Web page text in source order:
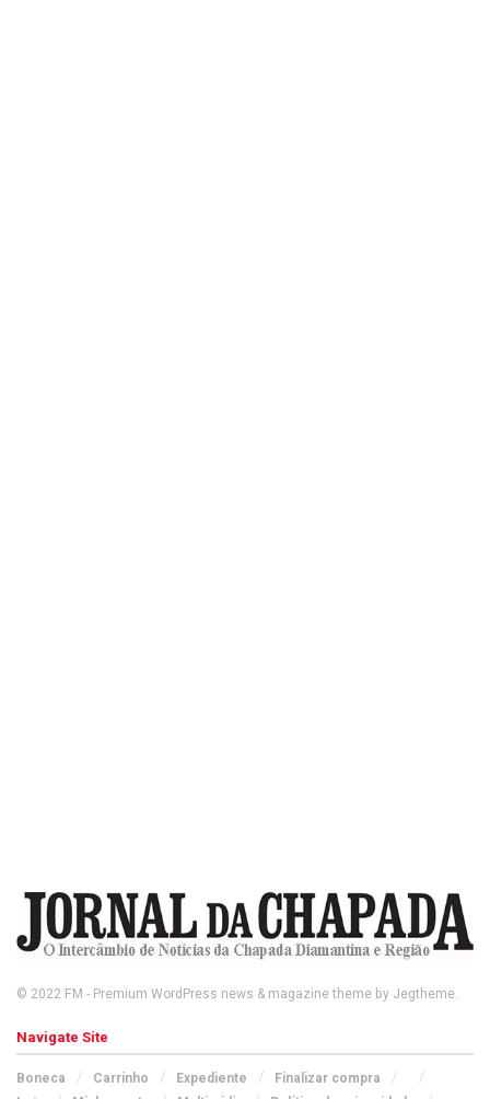
© 2022 FM - Premium WordPress news & magazine theme by Jegtheme.
Navigate Site
Boneca Carrinho Expediente
Finalizar compra